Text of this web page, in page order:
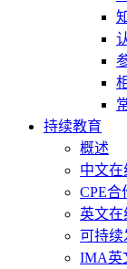
持续教育
概述
中文在
CPE合
英文在
可持续
IMA英